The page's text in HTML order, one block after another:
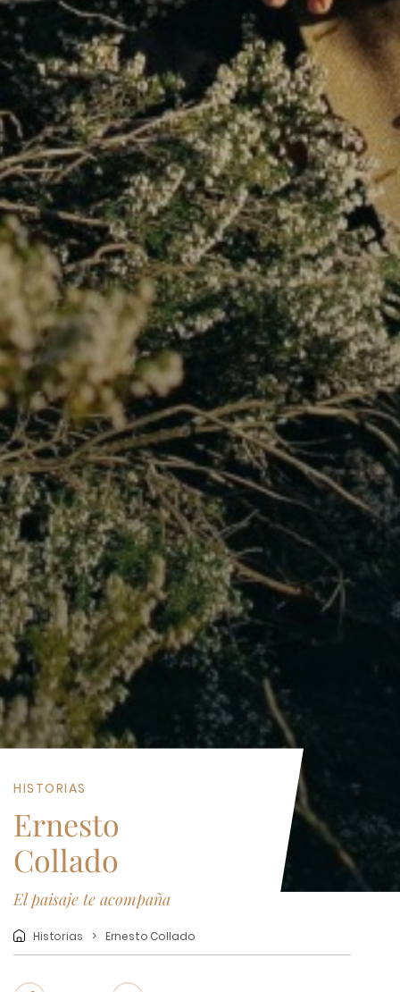
HISTORIAS
Ernesto
Collado
El paisaje te acompaña
Historias Ernesto Collado